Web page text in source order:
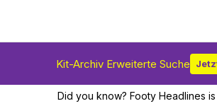
Kit-Archiv Erweiterte Suche
Did you know? Footy Headlines